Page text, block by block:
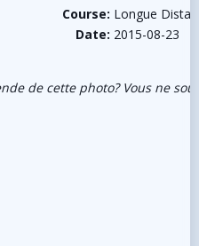
Course: Longue
Date: 2015-08-23
de cette photo? Vous ne